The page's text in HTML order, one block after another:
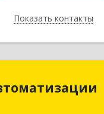
Показать контакты
Назад
край,